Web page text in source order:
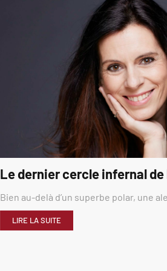
Le dernier cercle infernal de
Bien au-delà d’un superbe polar, une
LIRE LA SUITE